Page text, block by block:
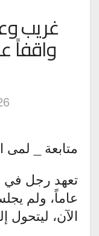
غريب
26
متابعة _ لمى
عاماً، ولم
الآن،